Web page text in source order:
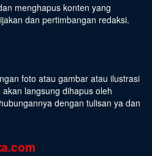
menghapus konten yang
dan pertimbangan redaksi.
foto atau gambar atau ilustrasi
langsung dihapus oleh
dengan tulisan ya dan